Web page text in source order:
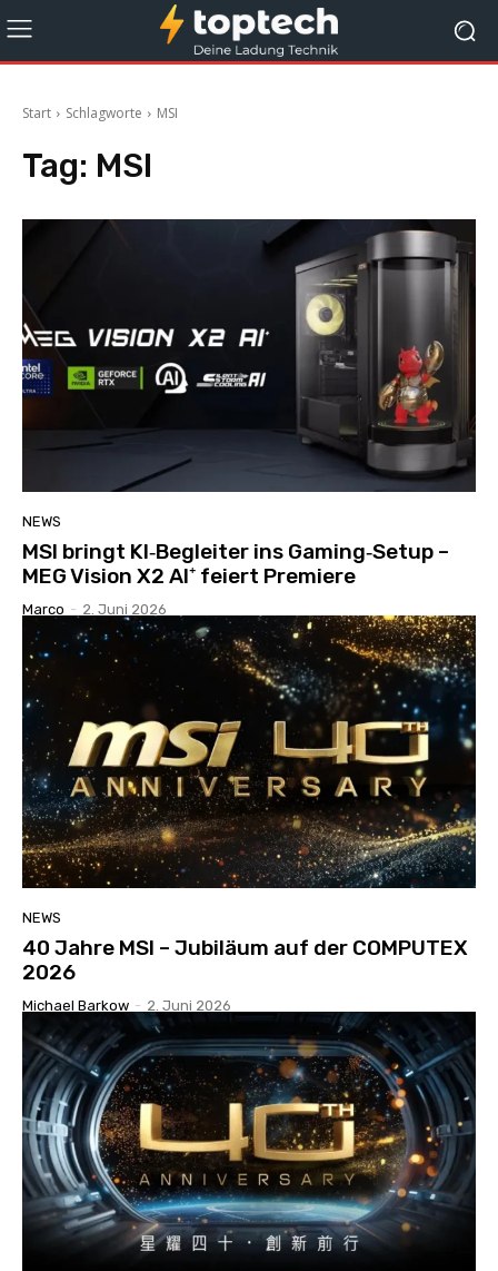
Start Schlagworte MSI
Tag: MSI
NEWS
MSI bringt KI‑Begleiter ins Gaming‑Setup –
MEG Vision X2 AI⁺ feiert Premiere
Marco - 2. Juni 2026
NEWS
40 Jahre MSI – Jubiläum auf der COMPUTEX
2026
Michael Barkow - 2. Juni 2026